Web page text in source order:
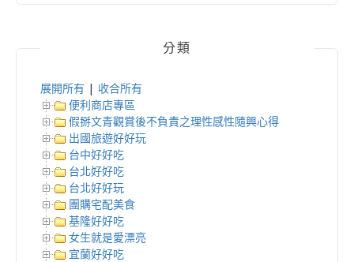
分類
展開所有
收合所有
便利商店專區
假掰文青觀賞後不負責之理性感性隨興心得
出國旅遊好好玩
台中好好吃
台北好好吃
台北好好玩
團購宅配美食
基隆好好吃
女生就是愛漂亮
宜蘭好好吃